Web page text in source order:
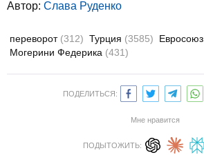
Автор: Слава Руденко
переворот (312) Турция (3585) Евросоюз
Могерини Федерика (431)
ПОДЕЛИТЬСЯ:
Мне нравится
ПОДЫТОЖИТЬ: